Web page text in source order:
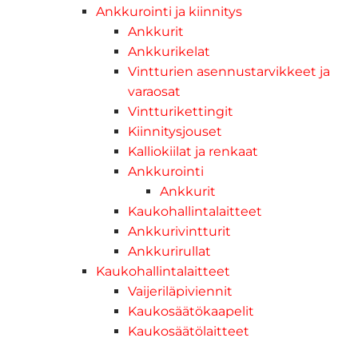
Ankkurointi ja kiinnitys
Ankkurit
Ankkurikelat
Vintturien asennustarvikkeet ja
varaosat
Vintturikettingit
Kiinnitysjouset
Kalliokiilat ja renkaat
Ankkurointi
Ankkurit
Kaukohallintalaitteet
Ankkurivintturit
Ankkurirullat
Kaukohallintalaitteet
Vaijeriläpiviennit
Kaukosäätökaapelit
Kaukosäätölaitteet